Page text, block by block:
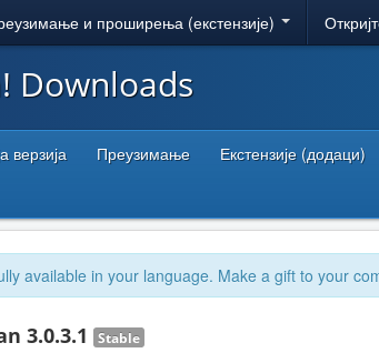
и проширења (екстензије)
Downloads
верзија Преузимање Екстензије (додаци)
available in your language. Make a gift to your
3.0.3.1 Stable